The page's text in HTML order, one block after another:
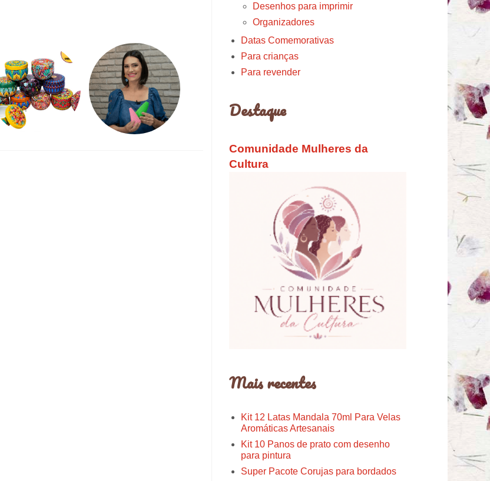
Desenhos para imprimir
Organizadores
Datas Comemorativas
Para crianças
Para revender
Destaque
Comunidade Mulheres da
Cultura
Mais recentes
Kit 12 Latas Mandala 70ml Para Velas
Aromáticas Artesanais
Kit 10 Panos de prato com desenho
para pintura
Super Pacote Corujas para bordados